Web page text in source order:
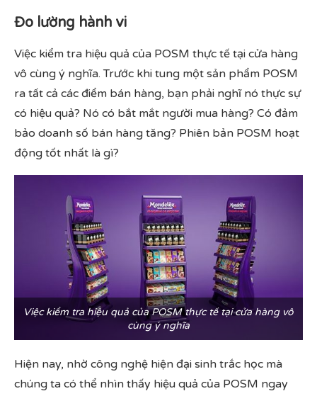
Đo lường hành vi
Việc kiểm tra hiệu quả của POSM thực tế tại cửa hàng
vô cùng ý nghĩa. Trước khi tung một sản phẩm POSM
ra tất cả các điểm bán hàng, bạn phải nghĩ nó thực sự
có hiệu quả? Nó có bắt mắt người mua hàng? Có đảm
bảo doanh số bán hàng tăng? Phiên bản POSM hoạt
động tốt nhất là gì?
Việc kiểm tra hiệu quả của POSM thực tế tại cửa hàng vô
cùng ý nghĩa
Hiện nay, nhờ công nghệ hiện đại sinh trắc học mà
chúng ta có thể nhìn thấy hiệu quả của POSM ngay